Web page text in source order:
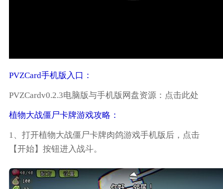
PVZCard手机版入口：
PVZCardv0.2.3电脑版与手机版网盘资源：点击此处
植物大战僵尸卡牌游戏攻略：
1、打开植物大战僵尸卡牌肉鸽游戏手机版后，点击
【开始】按钮进入战斗。